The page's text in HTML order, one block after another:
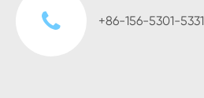
+86-156-5301-5331